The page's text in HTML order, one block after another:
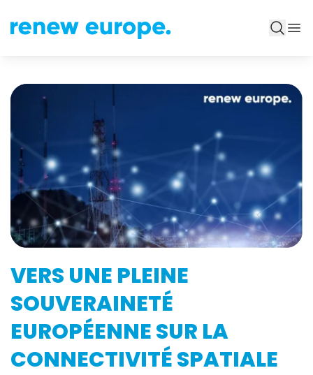
VERS UNE PLEINE
SOUVERAINETÉ
EUROPÉENNE SUR LA
CONNECTIVITÉ SPATIALE